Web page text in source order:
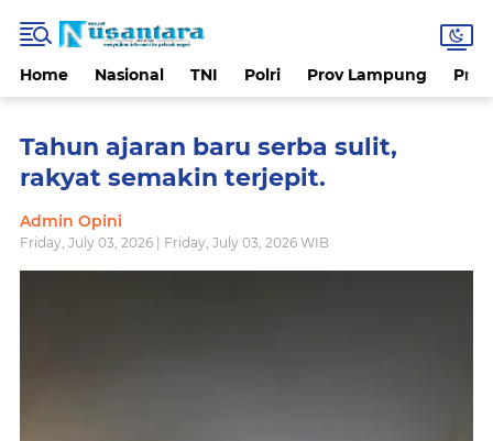
Home Nasional TNI Polri Prov Lampung
Tahun ajaran baru serba sulit,
rakyat semakin terjepit.
Admin Opini
Friday, July 03, 2026 | Friday, July 03, 2026 WIB